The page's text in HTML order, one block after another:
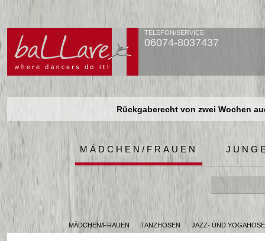
TELEFON/SERVICE
06074-8037437
Rückgaberecht von zwei Wochen
Rückgaberecht von zwei Wochen
MÄDCHEN/FRAUEN
MÄDCHEN/FRAUEN TANZHOSEN JAZZ- UND